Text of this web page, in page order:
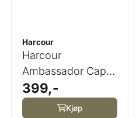
Harcour
Harcour
Ambassador Cap -
Flere Farger
399,-
Kjøp